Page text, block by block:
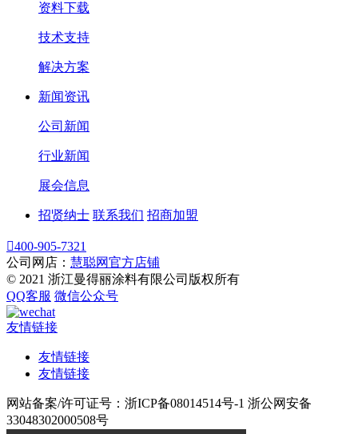
资料下载
技术支持
解决方案
新闻资讯
公司新闻
行业新闻
展会信息
招贤纳士 联系我们 招商加盟
400-905-7321
公司网店： 慧聪网官方店铺
© 2021 浙江曼得丽涂料有限公司版权所有
QQ客服 微信公众号
友情链接
友情链接
友情链接
网站备案/许可证号：浙ICP备08014514号-1 浙公网安备
33048302000508号